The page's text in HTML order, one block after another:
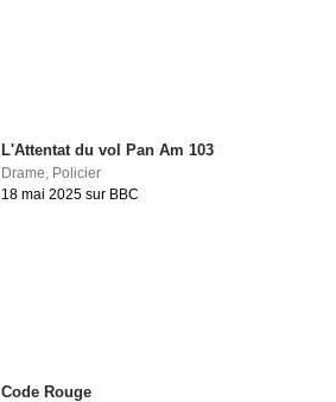
L'Attentat du vol Pan Am 103
Drame, Policier
18 mai 2025 sur BBC
Code Rouge